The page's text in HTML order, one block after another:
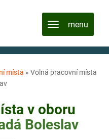
místa » Volná pracovní místa
v oboru
Boleslav